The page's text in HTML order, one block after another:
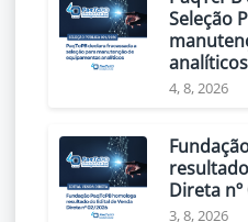
Seleção
analíticos
4, 8, 2026
Direta
3, 8, 2026